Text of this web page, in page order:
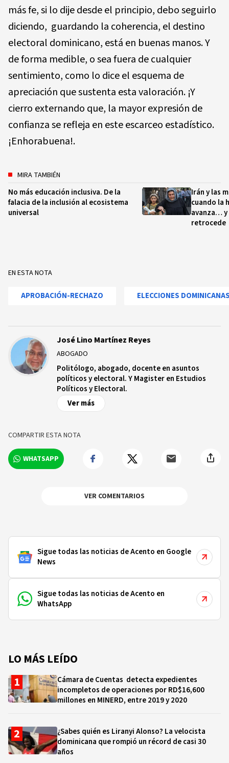
más fe, si lo dije desde el principio, debo seguirlo
diciendo, guardando la coherencia, el destino
electoral dominicano, está en buenas manos. Y
de forma medible, o sea fuera de cualquier
sentimiento, como lo dice el esquema de
apreciación que sustenta esta valoración. ¡Y
cierro externando que, la mayor expresión de
confianza se refleja en este escarceo estadístico.
¡Enhorabuena!.
MIRA TAMBIÉN
No más educación inclusiva. De la
falacia de la inclusión al ecosistema
universal
Irán y las
cuando la
avanza…
retrocede
EN ESTA NOTA
APROBACIÓN-RECHAZO ELECCIONES
José Lino Martínez Reyes
ABOGADO
Politólogo, abogado, docente en asuntos
políticos y electoral. Y Magister en Estudios
Políticos y Electoral.
Ver más
COMPARTIR ESTA NOTA
WHATSAPP
VER COMENTARIOS
Sigue todas las noticias de Acento en Google
News
Sigue todas las noticias de Acento en
WhatsApp
LO MÁS LEÍDO
Cámara de Cuentas detecta expedientes
incompletos de operaciones por RD$16,600
millones en MINERD, entre 2019 y 2020
¿Sabes quién es Liranyi Alonso? La velocista
dominicana que rompió un récord de casi 30
años